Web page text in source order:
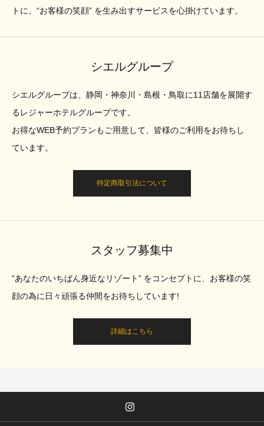
トに、“お客様の笑顔” を生み出すサービスを心掛けています。
シエルグループ
シエルグループは、静岡・神奈川・島根・鳥取に11店舗を展開す
るレジャーホテルグループです。
お得なWEB予約プランもご用意して、皆様のご利用をお待ちし
ています。
特定商取引法について
スタッフ募集中
“あなたのいちばん身近なリゾート” をコンセプトに、お客様の笑
顔の為に日々頑張る仲間をお待ちしています!
詳細はこちら